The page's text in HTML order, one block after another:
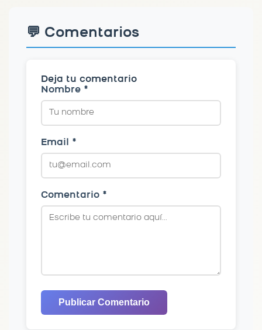
💬 Comentarios
Deja tu comentario
Nombre *
Email *
Comentario *
Publicar Comentario